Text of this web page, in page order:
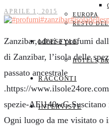
EUROPA
RESTO
LIFESTYLE
RACCONTI
INTERVISTE
APRILE 1, 2015
Zanzibar,odori e profumi
di Zanzibar, l’isola delle
passato ancestrale
.https://
spezie-AEl140wG
Ogni luogo da me visitato o